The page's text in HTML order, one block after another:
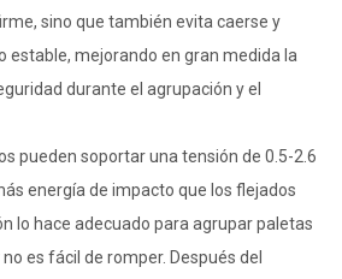
sino que también evita caerse y
estable, mejorando en gran medida la
durante el agrupación y el
pueden soportar una tensión de 0.5-2.6
energía de impacto que los flejados
lo hace adecuado para agrupar paletas
es fácil de romper. Después del